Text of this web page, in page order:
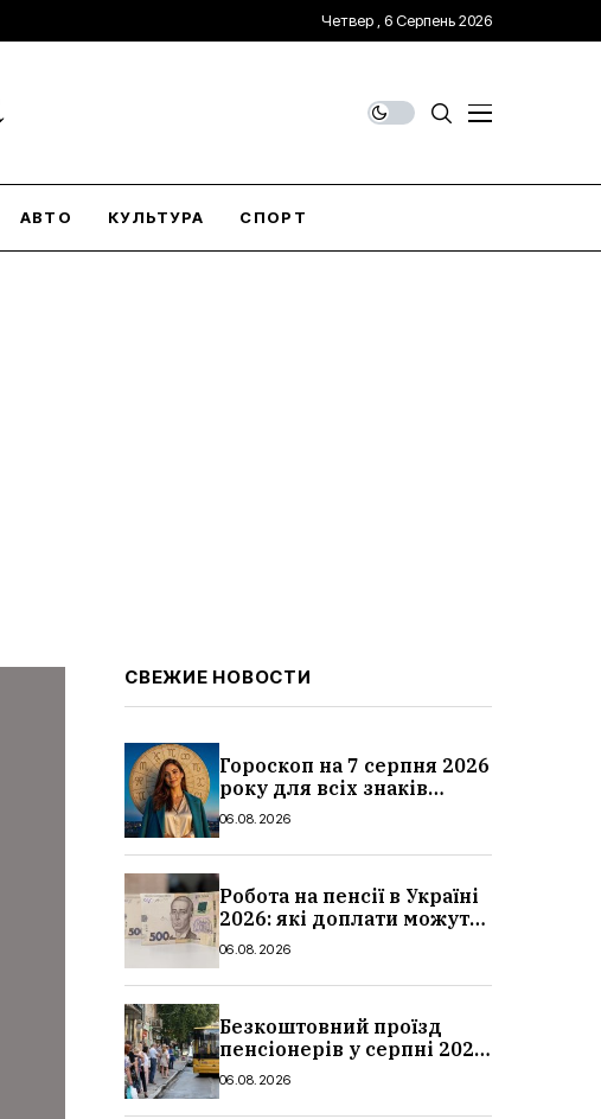
Четвер , 6 Серпень 2026
АВТО КУЛЬТУРА СПОРТ
СВЕЖИЕ НОВОСТИ
Гороскоп на 7 серпня 2026
року для всіх знаків
зодіаку: кому пощастить у
06.08.2026
Робота на пенсії в Україні
2026: які доплати можуть
скасувати, про що
06.08.2026
Безкоштовний проїзд
пенсіонерів у серпні 2026
в Україні: де діє пільга,
06.08.2026